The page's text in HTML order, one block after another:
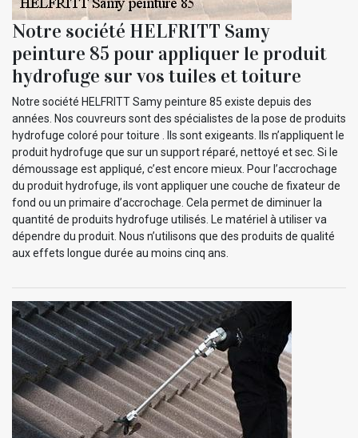
Notre société HELFRITT Samy
peinture 85 pour appliquer le produit
hydrofuge sur vos tuiles et toiture
Notre société HELFRITT Samy peinture 85 existe depuis des
années. Nos couvreurs sont des spécialistes de la pose de produits
hydrofuge coloré pour toiture . Ils sont exigeants. Ils n’appliquent le
produit hydrofuge que sur un support réparé, nettoyé et sec. Si le
démoussage est appliqué, c’est encore mieux. Pour l’accrochage
du produit hydrofuge, ils vont appliquer une couche de fixateur de
fond ou un primaire d’accrochage. Cela permet de diminuer la
quantité de produits hydrofuge utilisés. Le matériel à utiliser va
dépendre du produit. Nous n’utilisons que des produits de qualité
aux effets longue durée au moins cinq ans.